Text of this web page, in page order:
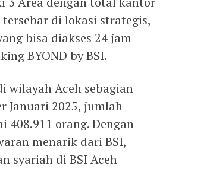
di lokasi strategis,
bisa diakses 24 jam
BYOND by BSI.
wilayah Aceh sebagian
Januari 2025, jumlah
408.911 orang. Dengan
menarik dari BSI,
syariah di BSI Aceh